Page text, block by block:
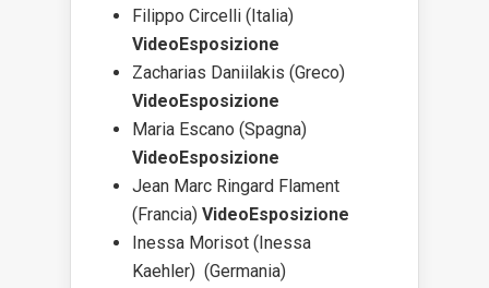
Filippo Circelli (Italia)
VideoEsposizione
Zacharias Daniilakis (Greco)
VideoEsposizione
Maria Escano (Spagna)
VideoEsposizione
Jean Marc Ringard Flament
(Francia) VideoEsposizione
Inessa Morisot (Inessa
Kaehler) (Germania)